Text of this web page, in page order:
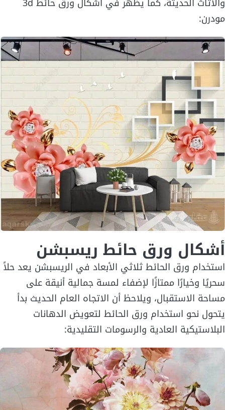
مودرن:
أشكال ورق حائط ريسبشن
استخدام ورق الحائط ثلاثي الأبعاد في الريسبشن يعد حلاً
سحريًا وخيارًا ممتازًا لإضفاء لمسة جمالية أنيقة على
مساحة الاستقبال، ويلاحظ أن الاتجاه العام الحديث بدأ
يتحول نحو استخدام ورق الحائط لتعويض الدهانات
البلاستيكية العادية والرسومات التقليدية: